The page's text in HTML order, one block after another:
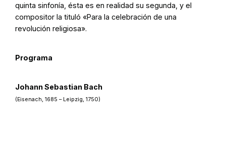
quinta sinfonía, ésta es en realidad su segunda, y el
compositor la tituló «Para la celebración de una
revolución religiosa».
Programa
Johann Sebastian Bach
(Eisenach, 1685 – Leipzig, 1750)